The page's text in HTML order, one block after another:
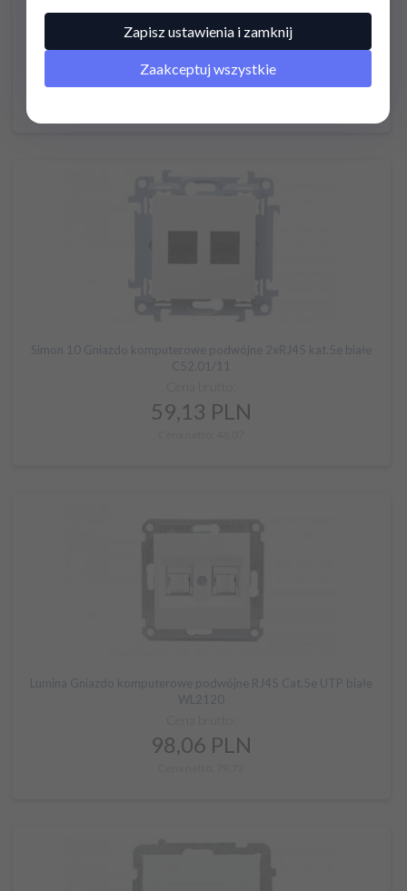
Moduł połączeniowy LSA UTP kat.6 ALANTEC WTM08
Cena brutto:
12,16PLN
Simon 10 Gniazdo komputerowe podwójne 2xRJ45 kat.5e białe
C52.01/11
59,13 PLN
Lumina Gniazdo komputerowe podwójne RJ45 Cat.5e UTP białe
WL2120
98,06 PLN
Zapisz ustawienia i zamknij
Zaakceptuj wszystkie